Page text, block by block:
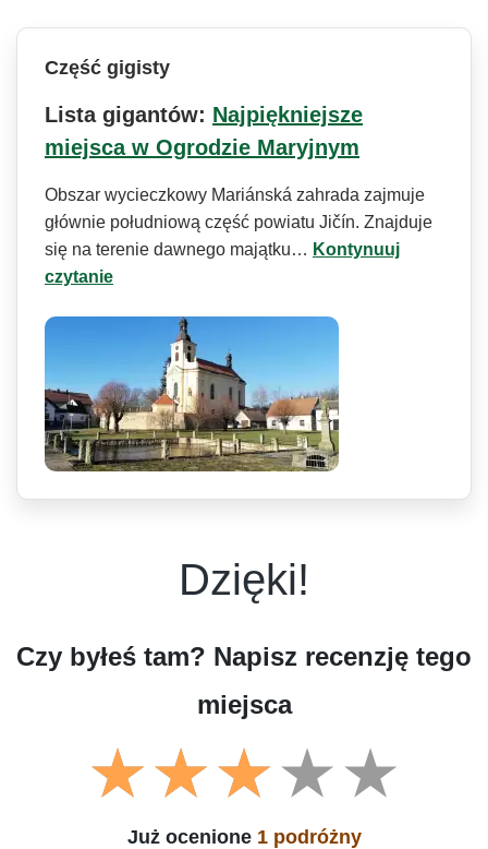
Część gigisty
Lista gigantów: Najpiękniejsze
miejsca w Ogrodzie Maryjnym
Obszar wycieczkowy Mariánská zahrada zajmuje
głównie południową część powiatu Jičín. Znajduje
się na terenie dawnego majątku… Kontynuuj
czytanie
Dzięki!
Czy byłeś tam? Napisz recenzję tego
miejsca
Już ocenione 1 podróżny